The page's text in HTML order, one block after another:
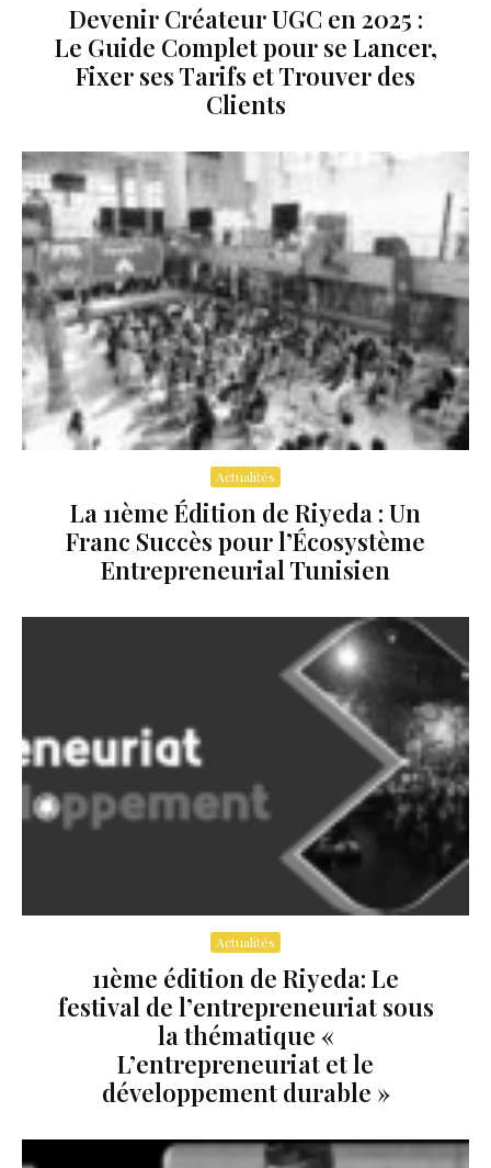
Devenir Créateur UGC en 2025 :
Le Guide Complet pour se Lancer,
Fixer ses Tarifs et Trouver des
Clients
Actualités
La 11ème Édition de Riyeda : Un
Franc Succès pour l’Écosystème
Entrepreneurial Tunisien
Actualités
11ème édition de Riyeda: Le
festival de l’entrepreneuriat sous
la thématique «
L’entrepreneuriat et le
développement durable »